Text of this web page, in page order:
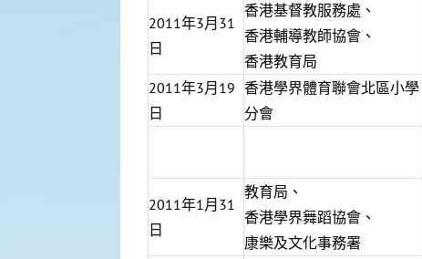
2011年3月31
日
香港基督教服務處、
香港輔導教師協會、
香港教育局
2011年3月19
日
香港學界體育聯會北區小學
分會
2011年1月31
日
教育局、
香港學界舞蹈協會、
康樂及文化事務署